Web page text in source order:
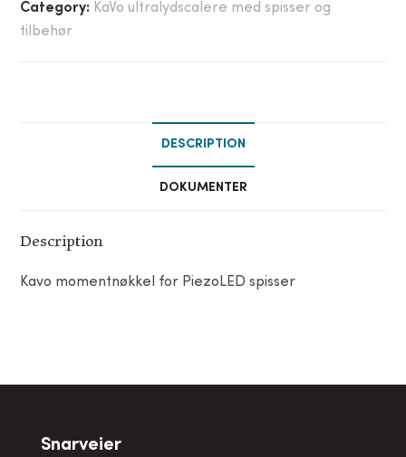
Category: KaVo ultralydscalere med spisser og
tilbehør
DESCRIPTION
DOKUMENTER
Description
Kavo momentnøkkel for PiezoLED spisser
Snarveier